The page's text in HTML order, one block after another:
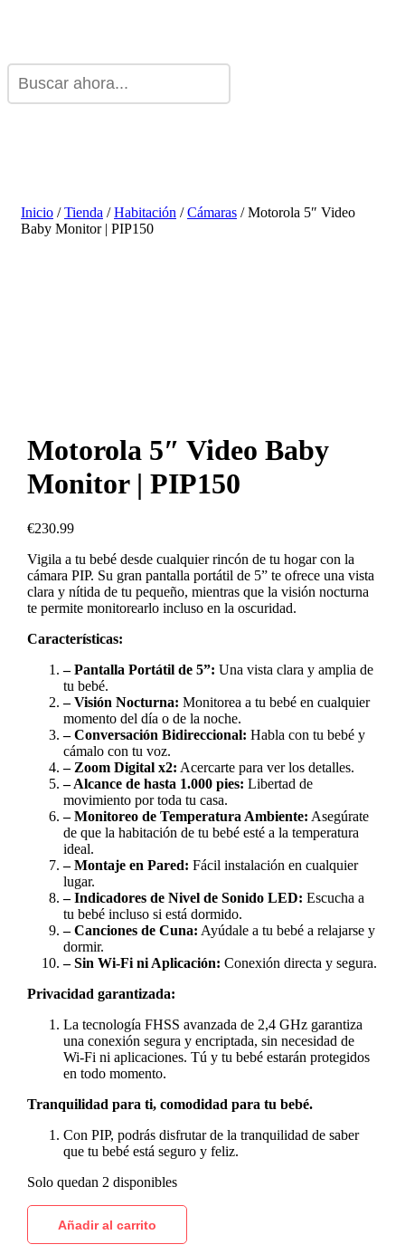
Inicio /Tienda /Habitación /Cámaras / Motorola 5″ Video
Baby Monitor | PIP150
Motorola 5″ Video Baby
Monitor | PIP150
€230.99
Vigila a tu bebé desde cualquier rincón de tu hogar con la
cámara PIP. Su gran pantalla portátil de 5” te ofrece una vista
clara y nítida de tu pequeño, mientras que la visión nocturna
te permite monitorearlo incluso en la oscuridad.
Características:
– Pantalla Portátil de 5”: Una vista clara y amplia de
tu bebé.
– Visión Nocturna: Monitorea a tu bebé en cualquier
momento del día o de la noche.
– Conversación Bidireccional: Habla con tu bebé y
cámalo con tu voz.
– Zoom Digital x2: Acercarte para ver los detalles.
– Alcance de hasta 1.000 pies: Libertad de
movimiento por toda tu casa.
– Monitoreo de Temperatura Ambiente: Asegúrate
de que la habitación de tu bebé esté a la temperatura
ideal.
– Montaje en Pared: Fácil instalación en cualquier
lugar.
– Indicadores de Nivel de Sonido LED: Escucha a
tu bebé incluso si está dormido.
– Canciones de Cuna: Ayúdale a tu bebé a relajarse y
dormir.
– Sin Wi-Fi ni Aplicación: Conexión directa y segura.
Privacidad garantizada:
La tecnología FHSS avanzada de 2,4 GHz garantiza
una conexión segura y encriptada, sin necesidad de
Wi-Fi ni aplicaciones. Tú y tu bebé estarán protegidos
en todo momento.
Tranquilidad para ti, comodidad para tu bebé.
Con PIP, podrás disfrutar de la tranquilidad de saber
que tu bebé está seguro y feliz.
Solo quedan 2 disponibles
Añadir al carrito